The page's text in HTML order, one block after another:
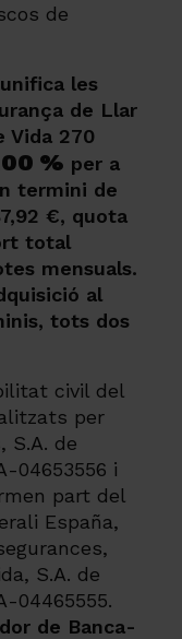
de
les
de Llar
Vida 270
% per a
termini de
€, quota
total
mensuals.
al
tots dos
civil del
per
S.A. de
04653556 i
part del
España,
S.A. de
04465555.
de Banca-